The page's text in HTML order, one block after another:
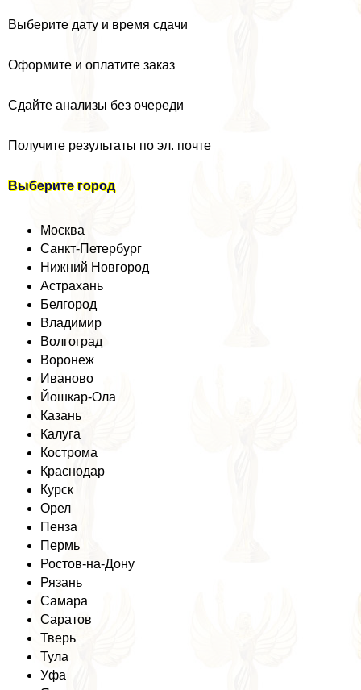
Выберите дату и время сдачи
Оформите и оплатите заказ
Сдайте анализы без очереди
Получите результаты по эл. почте
Выберите город
Москва
Санкт-Петербург
Нижний Новгород
Астpaxaнь
Белгород
Владимир
Волгоград
Воронеж
Иваново
Йошкар-Ола
Казань
Калуга
Кострома
Краснодар
Курск
Орел
Пенза
Пермь
Ростов-на-Дону
Рязань
Самара
Саратов
Тверь
Тула
Уфа